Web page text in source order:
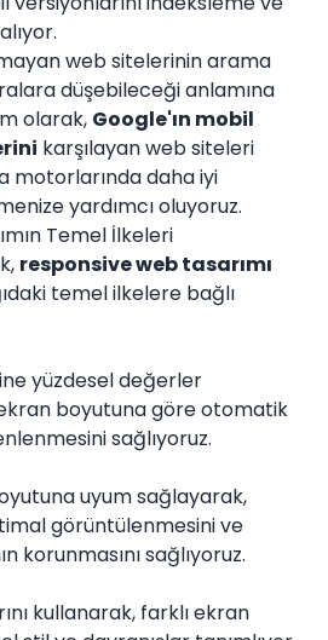
web sitelerinin arama
düşebileceği anlamına
olarak, Google'ın mobil
karşılayan web siteleri
motorlarında daha iyi
yardımcı oluyoruz.
Temel İlkeleri
responsive web tasarımı
temel ilkelere bağlı
yüzdesel değerler
boyutuna göre otomatik
sağlıyoruz.
uyum sağlayarak,
görüntülenmesini ve
korunmasını sağlıyoruz.
kullanarak, farklı ekran